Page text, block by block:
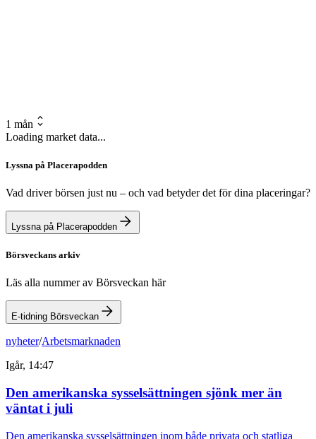
1 mån
Loading market data...
Lyssna på Placerapodden
Vad driver börsen just nu – och vad betyder det för dina placeringar?
Lyssna på Placerapodden
Börsveckans arkiv
Läs alla nummer av Börsveckan här
E-tidning Börsveckan
nyheter/Arbetsmarknaden
Igår, 14:47
Den amerikanska sysselsättningen sjönk mer än
väntat i juli
Den amerikanska sysselsättningen inom både privata och statliga